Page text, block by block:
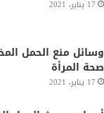
17 يناير، 2021
وسائل منع الحمل
صحة المرأة
17 يناير، 2021